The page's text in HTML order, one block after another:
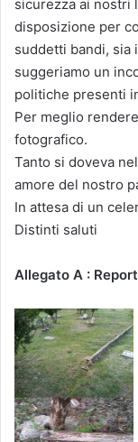
sicurezza ai nostri
disposizione per
suddetti bandi, sia
suggeriamo un
politiche presenti
Per meglio
fotografico.
Tanto si doveva
amore del nostro
In attesa di un
Distinti saluti
Allegato A :